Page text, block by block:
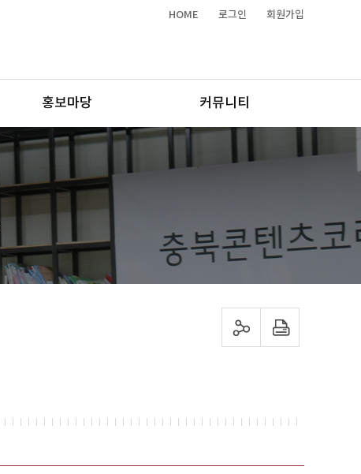
HOME 로그인 회원가입
홍보마당 커뮤니티
sns 공유하기 프린트하기